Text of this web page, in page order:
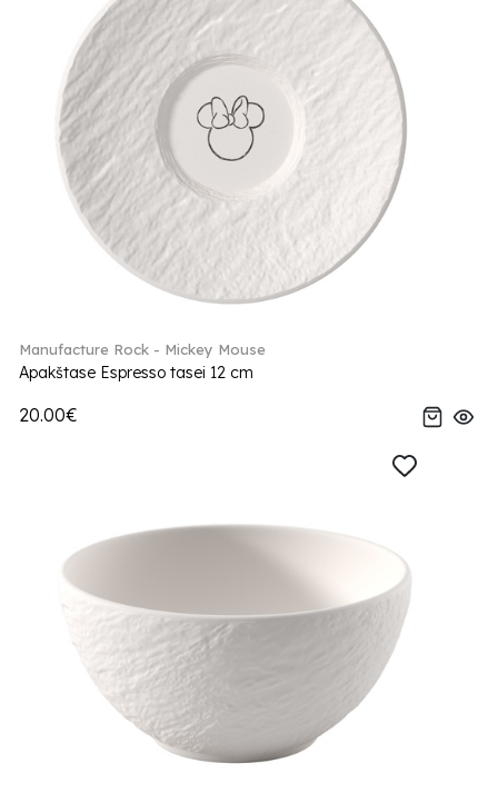
Manufacture Rock - Mickey Mouse
Apakštase Espresso tasei 12 cm
20.00€